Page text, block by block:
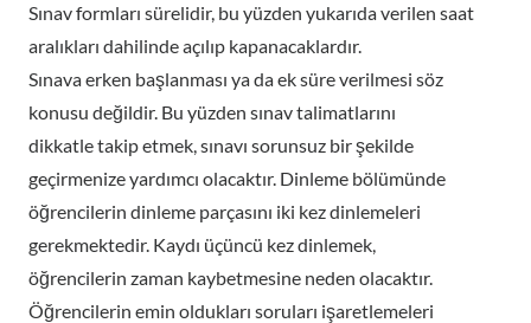
Sınav formları sürelidir, bu yüzden yukarıda verilen saat
aralıkları dahilinde açılıp kapanacaklardır.
Sınava erken başlanması ya da ek süre verilmesi söz
konusu değildir. Bu yüzden sınav talimatlarını
dikkatle takip etmek, sınavı sorunsuz bir şekilde
geçirmenize yardımcı olacaktır. Dinleme bölümünde
öğrencilerin dinleme parçasını iki kez dinlemeleri
gerekmektedir. Kaydı üçüncü kez dinlemek,
öğrencilerin zaman kaybetmesine neden olacaktır.
Öğrencilerin emin oldukları soruları işaretlemeleri